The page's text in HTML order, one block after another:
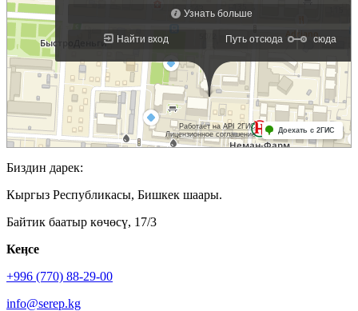
Биздин дарек:
Кыргыз Республикасы, Бишкек шаары.
Байтик баатыр көчөсү, 17/3
Кеӊсе
+996 (770) 88-29-00
info@serep.kg